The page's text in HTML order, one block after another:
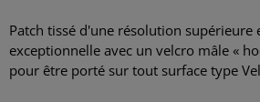
Patch tissé d'une résolution supérieure
exceptionnelle avec un velcro mâle «
pour être porté sur tout surface type